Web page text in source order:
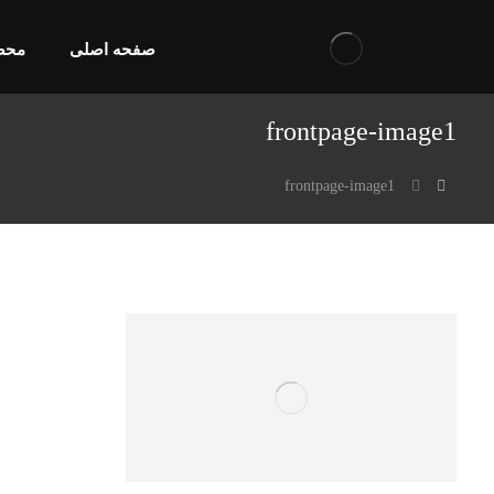
صفحه اصلی
frontpage-image1
frontpage-image1